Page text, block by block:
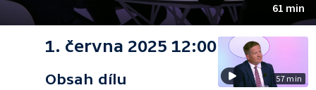
61 min
1. června 2025 12:00
Obsah dílu
57 min